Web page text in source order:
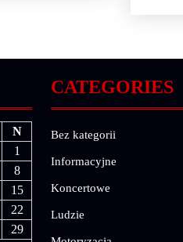
N
1
8
15
22
29
CATEGORIES
Bez kategorii
Informacyjne
Koncertowe
Ludzie